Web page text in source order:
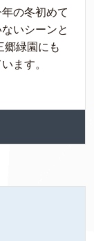
の冬初めて
いシーンと
郷緑園にも
ます。